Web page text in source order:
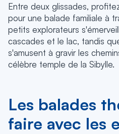
Entre deux glissades,
pour une balade familiale à
petits explorateurs
cascades et le lac, tandis
s'amusent à gravir les
célèbre temple de la Sibylle.
Les balades
faire avec les